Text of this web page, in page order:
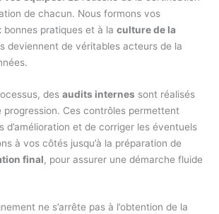
de chacun. Nous formons vos
bonnes pratiques et à laculture de la
deviennent de véritables acteurs de la
desaudits internes sont réalisés
progression. Ces contrôles permettent
d’amélioration et de corriger les éventuels
à vos côtés jusqu’à la préparation de
final, pour assurer une démarche fluide
ne s’arrête pas à l’obtention de la